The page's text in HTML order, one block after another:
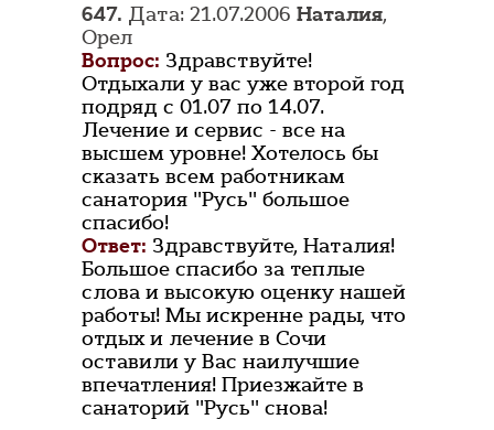
647. Дата: 21.07.2006 Наталия,
Орел
Вопрос: Здравствуйте!
Отдыхали у вас уже второй год
подряд с 01.07 по 14.07.
Лечение и сервис - все на
высшем уровне! Хотелось бы
сказать всем работникам
санатория "Русь" большое
спасибо!
Ответ: Здравствуйте, Наталия!
Большое спасибо за теплые
слова и высокую оценку нашей
работы! Мы искренне рады, что
отдых и лечение в Сочи
оставили у Вас наилучшие
впечатления! Приезжайте в
санаторий "Русь" снова!